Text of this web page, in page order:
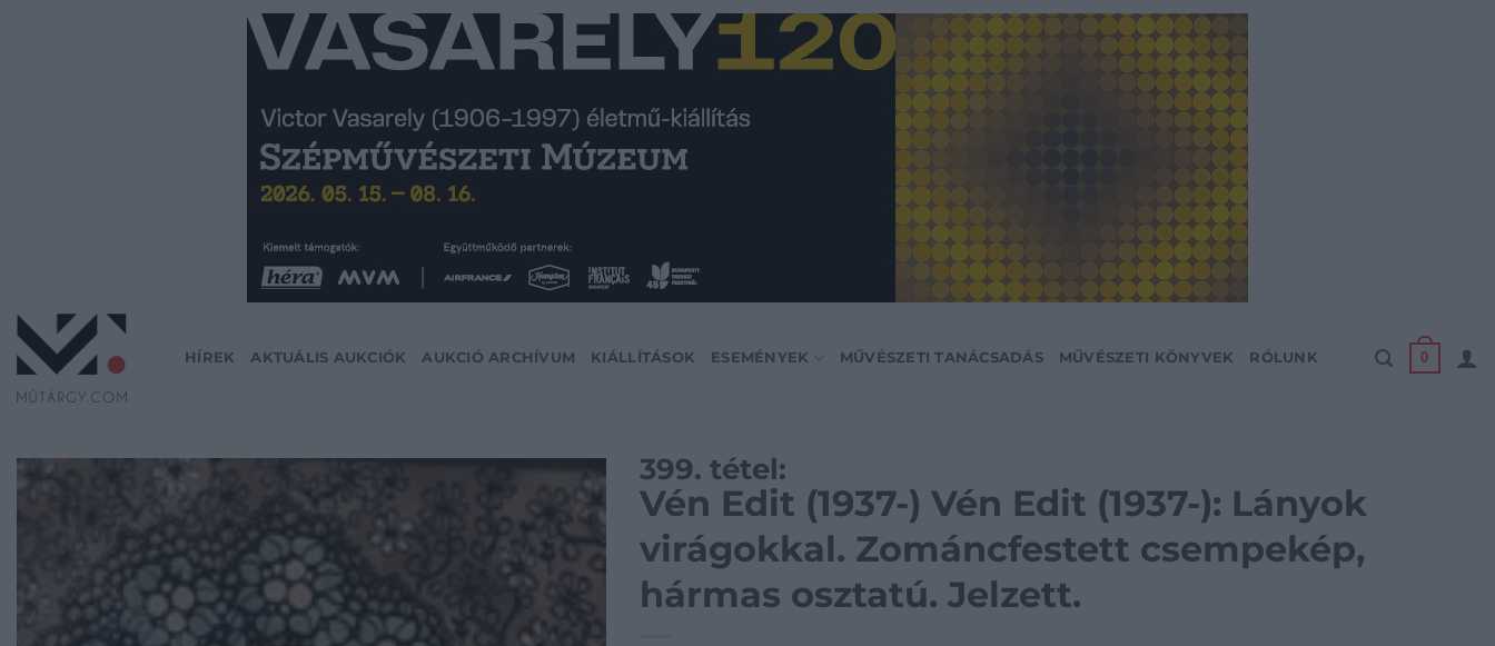
HÍREK AKTUÁLIS AUKCIÓK AUKCIÓ ARCHÍVUM KIÁLLÍTÁSOK ESEMÉNYEK MŰVÉSZETI TANÁCSADÁS MŰVÉSZETI KÖNYVEK RÓLUNK 0
399. tétel:
Vén Edit (1937-) Vén Edit (1937-): Lányok
virágokkal. Zománcfestett csempekép,
hármas osztatú. Jelzett.